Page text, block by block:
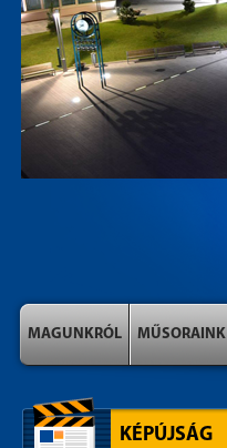
MAGUNKRÓL MŰSORAINK
KÉPÚJSÁG